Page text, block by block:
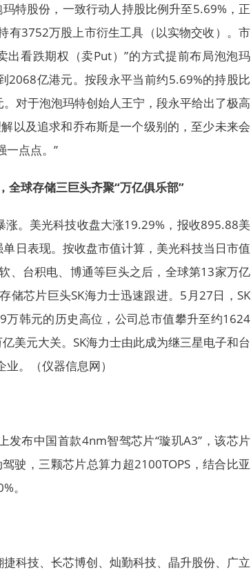
特股份，一致行动人持股比例升至5.69%，正
有3752万股上市衍生工具（以实物交收）。市
看跌期权（卖Put）”的方式提前布局泡泡玛
2068亿港元。按段永平当前约5.69%的持股比
对于泡泡玛特创始人王宁，段永平给出了极高
以及追求和乔布斯是一个级别的，至少未来会
一点点。”
全球存储三巨头齐聚“万亿俱乐部”
。美光科技收盘大涨19.29%，报收895.88美
日表现。按收盘市值计算，美光科技当日市值
、台积电、博通等巨头之后，全球第13家万亿
储芯片巨头SK海力士迅速跟进。5月27日，SK
韩元的历史高位，公司总市值攀升至约1624
美元大关。SK海力士由此成为继三星电子和台
。（仪器信息网）
发布中国首款4nm智驾芯片“璇玑A3”，该芯片
驶，三颗芯片总算力超2100TOPS，结合比亚
。
科技、长芯博创、灿勤科技、晶升股份、广立